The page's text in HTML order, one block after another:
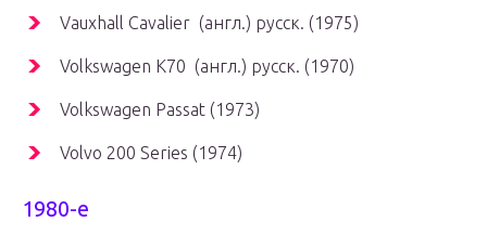
Vauxhall Cavalier (англ.) русск. (1975)
Volkswagen K70 (англ.) русск. (1970)
Volkswagen Passat (1973)
Volvo 200 Series (1974)
1980-е